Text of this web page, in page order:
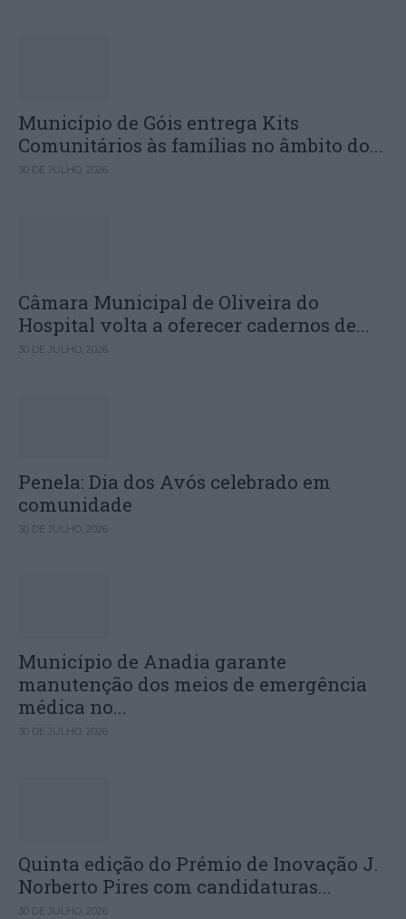
Município de Góis entrega Kits
Comunitários às famílias no âmbito do...
30 DE JULHO, 2026
Câmara Municipal de Oliveira do
Hospital volta a oferecer cadernos de...
30 DE JULHO, 2026
Penela: Dia dos Avós celebrado em
comunidade
30 DE JULHO, 2026
Município de Anadia garante
manutenção dos meios de emergência
médica no...
30 DE JULHO, 2026
Quinta edição do Prémio de Inovação J.
Norberto Pires com candidaturas...
30 DE JULHO, 2026